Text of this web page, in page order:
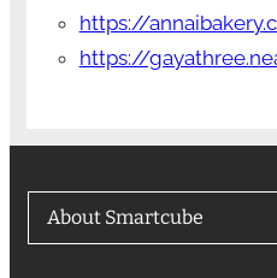
https://
https://
About Smartcube